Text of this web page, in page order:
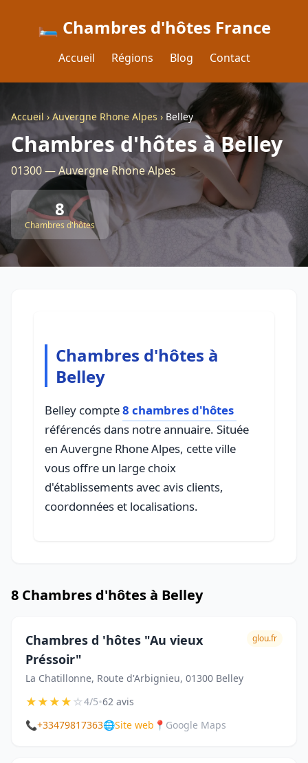
🛏️ Chambres d'hôtes France
Accueil Régions Blog Contact
Accueil › Auvergne Rhone Alpes › Belley
Chambres d'hôtes à Belley
01300 — Auvergne Rhone Alpes
8
Chambres d'hôtes
Chambres d'hôtes à
Belley
Belley compte8 chambres d'hôtes
référencés dans notre annuaire. Située
en Auvergne Rhone Alpes, cette ville
vous offre un large choix
d'établissements avec avis clients,
coordonnées et localisations.
8 Chambres d'hôtes à Belley
Chambres d 'hôtes "Au vieux
Préssoir"
La Chatillonne, Route d'Arbignieu, 01300 Belley
glou.fr
★★★★☆4/5•62 avis
📞+33479817363🌐Site web 📍 Google Maps